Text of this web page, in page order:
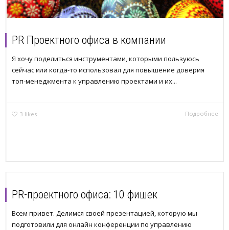
PR Проектного офиса в компании
Я хочу поделиться инструментами, которыми пользуюсь
сейчас или когда-то использовал для повышение доверия
топ-менеджмента к управлению проектами и их...
3 likes Подробнее
PR-проектного офиса: 10 фишек
Всем привет. Делимся своей презентацией, которую мы
подготовили для онлайн конференции по управлению